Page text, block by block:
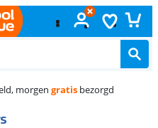
morgen gratisbezorgd